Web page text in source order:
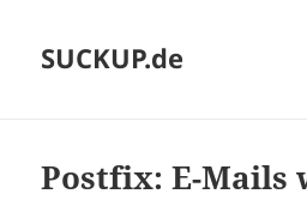
SUCKUP.de
Postfix: E-Mails